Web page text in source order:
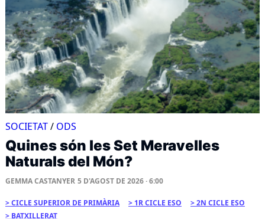
SOCIETAT/ ODS
Quines són les Set Meravelles
Naturals del Món?
GEMMA CASTANYER 5 D'AGOST DE 2026 · 6:00
CICLE SUPERIOR DE PRIMÀRIA 1R CICLE ESO
2N CICLE ESO
BATXILLERAT